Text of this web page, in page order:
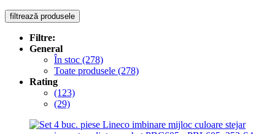
filtrează produsele
Filtre:
General
În stoc (278)
Toate produsele (278)
Rating
(123)
(29)